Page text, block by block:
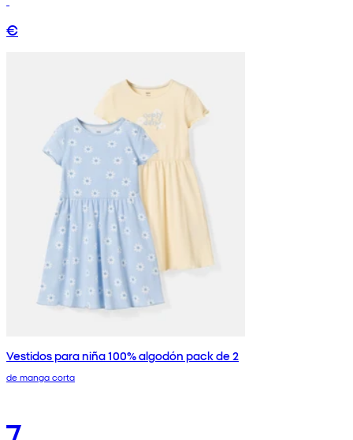
€
Vestidos para niña 100% algodón pack de 2
de manga corta